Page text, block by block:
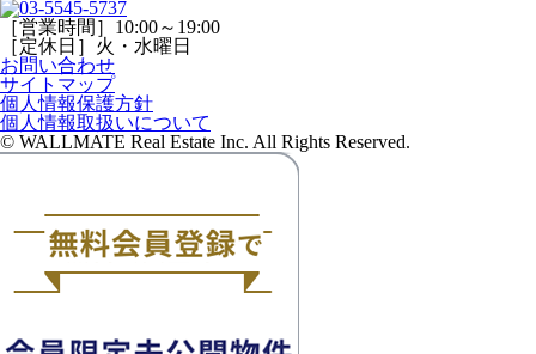
［営業時間］10:00～19:00
［定休日］火・水曜日
お問い合わせ
サイトマップ
個人情報保護方針
個人情報取扱いについて
© WALLMATE Real Estate Inc. All Rights Reserved.